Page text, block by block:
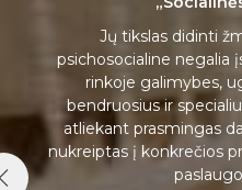
Jų tikslas didinti
psichosocialine negalia
rinkoje galimybes,
bendruosius ir
atliekant prasmingas
nukreiptas į konkrečios